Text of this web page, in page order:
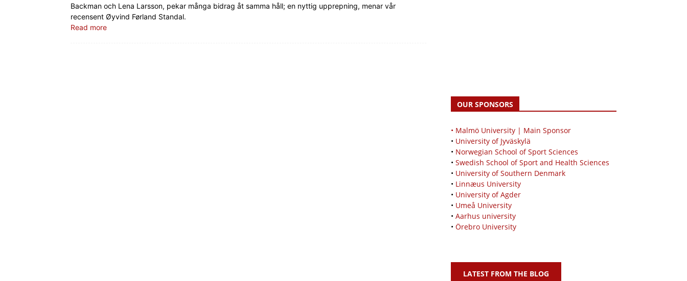
Backman och Lena Larsson, pekar många bidrag åt samma håll; en nyttig upprepning, menar vår
recensent Øyvind Førland Standal.
Read more
OUR SPONSORS
• Malmö University | Main Sponsor
• University of Jyväskylä
• Norwegian School of Sport Sciences
• Swedish School of Sport and Health Sciences
• University of Southern Denmark
• Linnæus University
• University of Agder
• Umeå University
• Aarhus university
• Örebro University
LATEST FROM THE BLOG